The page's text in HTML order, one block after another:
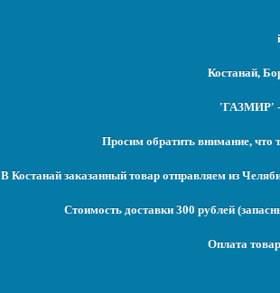
Костанай,
'ГАЗМИР' -
Просим обратить внимание, что
В Костанай заказанный товар отправляем из
Стоимость доставки 300 рублей
Оплата